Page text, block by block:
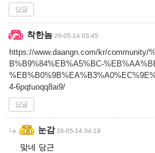
답글
착한놈 26-05-14 03:45
https://www.daangn.com/kr/community/
B%B9%84%EB%A5%BC-
4-6pqtuoqq8ai9/
답글
눈감 26-05-14 04:19
맞네 당근